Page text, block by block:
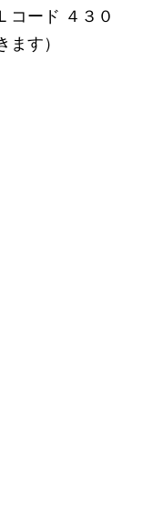
コード ４３０
す）